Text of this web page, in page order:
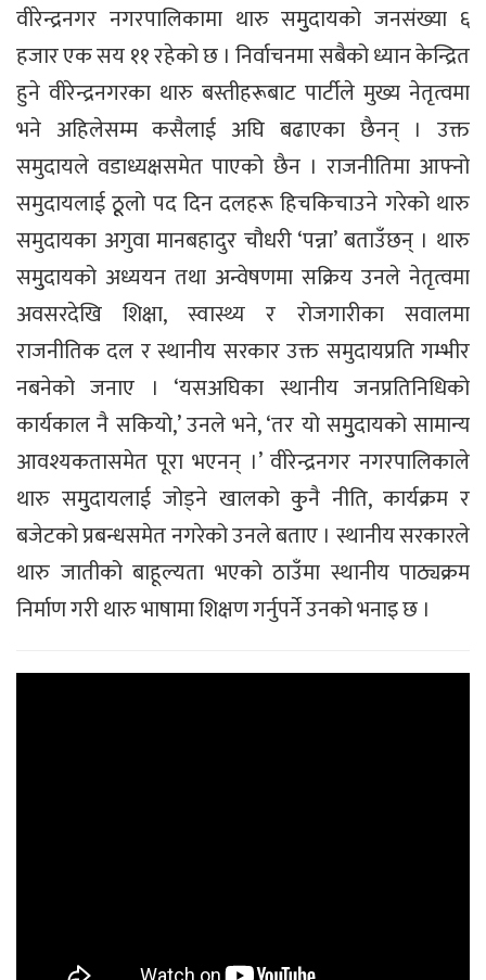
वीरेन्द्रनगर नगरपालिकामा थारु समुुदायको जनसंख्या ६
हजार एक सय ११ रहेको छ । निर्वाचनमा सबैको ध्यान केन्द्रित
हुने वीरेन्द्रनगरका थारु बस्तीहरूबाट पार्टीले मुख्य नेतृत्वमा
भने अहिलेसम्म कसैलाई अघि बढाएका छैनन् । उक्त
समुदायले वडाध्यक्षसमेत पाएको छैन । राजनीतिमा आफ्नो
समुदायलाई ठूूलो पद दिन दलहरू हिचकिचाउने गरेको थारु
समुदायका अगुवा मानबहादुर चौधरी ‘पन्ना’ बताउँछन् । थारु
समुुदायको अध्ययन तथा अन्वेषणमा सक्रिय उनले नेतृत्वमा
अवसरदेखि शिक्षा, स्वास्थ्य र रोजगारीका सवालमा
राजनीतिक दल र स्थानीय सरकार उक्त समुदायप्रति गम्भीर
नबनेको जनाए । ‘यसअघिका स्थानीय जनप्रतिनिधिको
कार्यकाल नै सकियो,’ उनले भने, ‘तर यो समुुदायको सामान्य
आवश्यकतासमेत पूरा भएनन् ।’ वीरेन्द्रनगर नगरपालिकाले
थारु समुुदायलाई जोड्ने खालको कुुनै नीति, कार्यक्रम र
बजेटको प्रबन्धसमेत नगरेको उनले बताए । स्थानीय सरकारले
थारु जातीको बाहूल्यता भएको ठाउँमा स्थानीय पाठ्यक्रम
निर्माण गरी थारु भाषामा शिक्षण गर्नुपर्ने उनको भनाइ छ ।